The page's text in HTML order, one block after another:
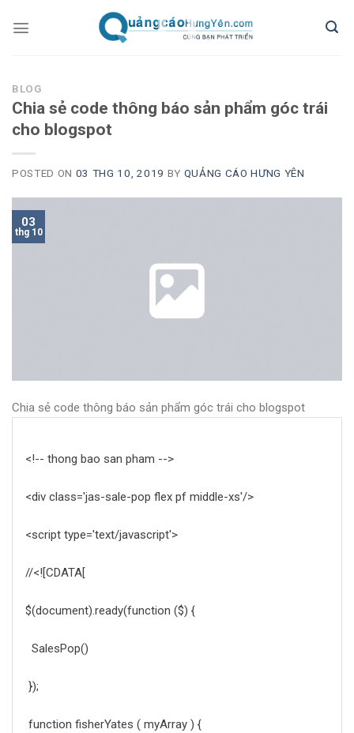
BLOG
Chia sẻ code thông báo sản phẩm góc trái
cho blogspot
POSTED ON 03 THG 10, 2019 BY QUẢNG CÁO HƯNG YÊN
03
thg 10
Chia sẻ code thông báo sản phẩm góc trái cho blogspot
<!-- thong bao san pham -->
<div class='jas-sale-pop flex pf middle-xs'/>
<script type='text/javascript'>
//<![CDATA[
$(document).ready(function ($) {
SalesPop()
});
function fisherYates ( myArray ) {